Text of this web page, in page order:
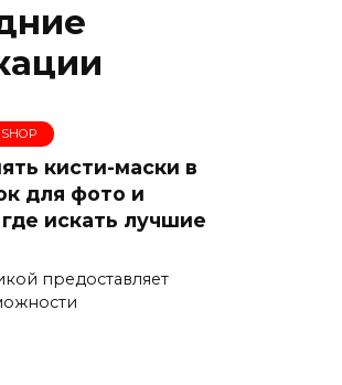
кисти-маски в
для фото и
искать лучшие
предоставляет